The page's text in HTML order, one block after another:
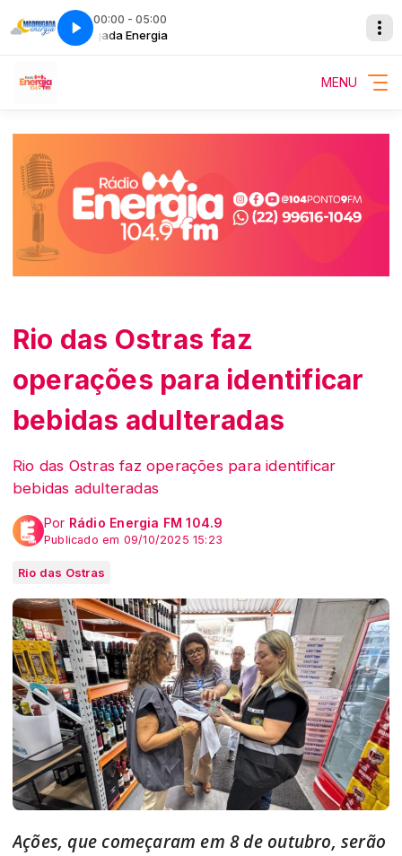
00:00 - 05:00
Madrugada Energia Madrugada
MENU
Rio das Ostras faz
operações para identificar
bebidas adulteradas
Rio das Ostras faz operações para identificar
bebidas adulteradas
Por Rádio Energia FM 104.9
Publicado em 09/10/2025 15:23
Rio das Ostras
Ações, que começaram em 8 de outubro, serão